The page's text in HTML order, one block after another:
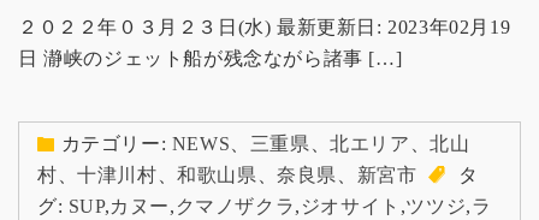
２０２２年０３月２３日(水) 最新更新日: 2023年02月19
日 瀞峡のジェット船が残念ながら諸事 […]
カテゴリー: NEWS 三重県 、北エリア 、北山
村 、十津川村 、和歌山県 、奈良県 新宮市
タ
グ: SUP,カヌー, クマノザクラ, ジオサイト ,ツツジ,ラ